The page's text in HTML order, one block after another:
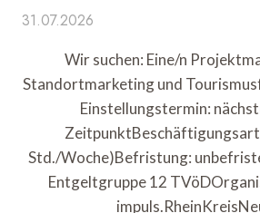
31.07.2026
Wir suchen: Eine/n
Standortmarketing und
Einstellungstermin:
Std./Woche)Befristung:
Entgeltgruppe 12